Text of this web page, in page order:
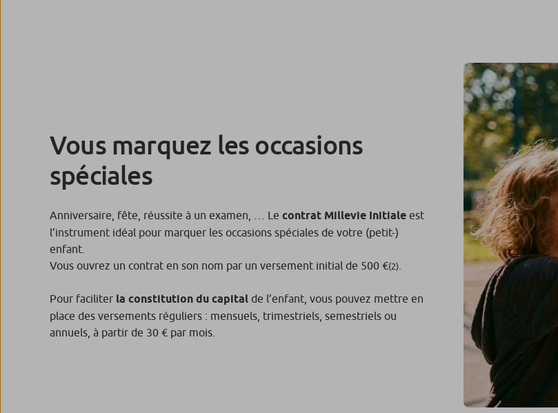
Vous marquez les occasions
spéciales
Anniversaire, fête, réussite à un examen, … Le contrat Millevie Initiale est
l’instrument idéal pour marquer les occasions spéciales de votre (petit-)
enfant.
Vous ouvrez un contrat en son nom par un versement initial de 500 €(2)
Pour faciliter la constitution du capital de l’enfant, vous pouvez mettre en
place des versements réguliers : mensuels, trimestriels, semestriels ou
annuels, à partir de 30 € par mois.